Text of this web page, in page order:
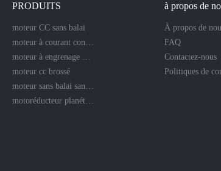
PRODUITS
moteur CC sans balai
moteur à courant continu sans noyau
moteur à engrenage droit
moteur cc brossé
moteur sans balai sans noyau
motoréducteur planétaire
à propos de
À propos de
FAQ
Contactez-nous